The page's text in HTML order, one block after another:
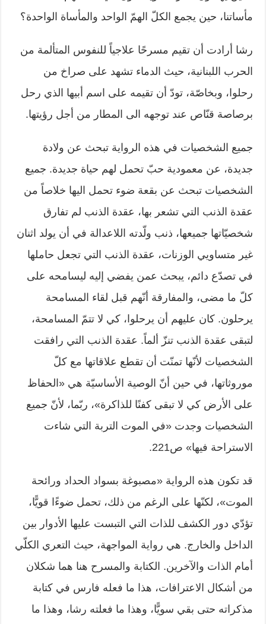
مأساتنا، حين يجمع الكلّ الهمّ الواحد والمأساة الواحدة؟
رشا أرادت أن تقيم مسرحًا علاجياً للنفوس المتألمة من
الحرب اللبنانية، حيث الدماء تشهد على صراخ من
رحلوا، وبخاصّة، تودّ أن تقيمه على اسم أبيها الذي رحل
برصاصة قنّاص عند توجهه الى المطار من أجل رؤيتها.
جميع الشخصيات في هذه الرواية تبحث عن ولادة
جديدة، عن معمودية حبّ تحمل لهم حياة جديدة. جميع
الشخصيات تبحث عن بقعة ضوء تحمل اليها خلاصاً من
عقدة الذنب التي تشعر بها، عقدة الذنب لم تفارق
شخصيّاتها جميعها، ذنب ولّدته اللاعدالة في أن يولد اثنان
غير متساويي الوزنات، عقدة الذنب التي تجعل حاملها
في تصدّع دائم، يبحث عمن يفضي إليه ليسامحه على
كلّ ما مضى، والمفارقة أنّهم قبل لقاء المسامحة
يرحلون. كان عليهم أن يرحلوا، كي لا تتمّ المسامحة،
لتبقى عقدة الذنب تنزّ ألماً. عقدة الذنب التي رافقت
الشخصيات لأنّها تمنّت أن تقطع علاقاتها مع كلّ
موروثاتها، في حين أنّ الوصية الأساسيّة هي «الحفاظ
على الأرض كي لا تبقى كفنًا للذاكرة»، ربّما، لأنّ جميع
الشخصيات وجدت «في الموت التربة التي شاءت
الاستراحة فيها» ص221.
قد تكون هذه الرواية «مصبوغة بسواد الحداد ورائحة
الموت»، لكنّها على الرغم من ذلك، تحمل ضوءًا قويًّا،
تؤدّي دور الكشف للذات التي التبست عليها الأدوار بين
الداخل والخارج. هي رواية المواجهة، حيث التعري الكلّي
أمام الذات والآخرين. الكتابة والمسرح هنا هما شكلان
من أشكال الاعترافات، هذا ما فعله فارس في كتابة
مذكراته حتى بقي سويًّا، وهذا ما فعلته رشا، وهذا ما